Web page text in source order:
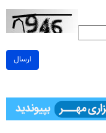
ارسال